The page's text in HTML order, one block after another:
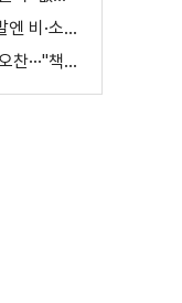
'입추' 무색한 극한 더위···주말엔 비·소나기
이 대통령, 국가폭력 피해자 오찬···"책임지고 치유"